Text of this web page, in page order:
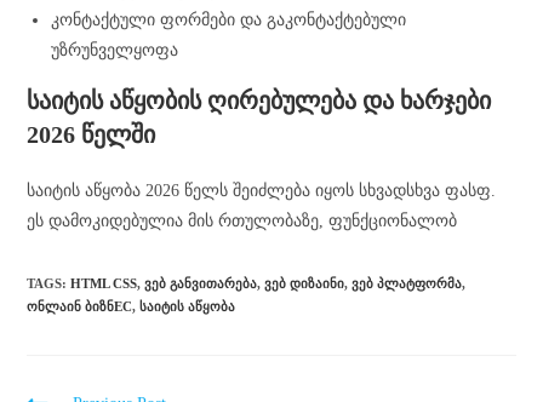
კონტაქტული ფორმები და გაკონტაქტებული
უზრუნველყოფა
საიტის აწყობის ღირებულება და ხარჯები
2026 წელში
საიტის აწყობა 2026 წელს შეიძლება იყოს სხვადსხვა ფასფ.
ეს დამოკიდებულია მის რთულობაზე, ფუნქციონალობ
TAGS:HTML CSS, ᲕᲔᲑ ᲒᲐᲜᲕᲘᲗᲐᲠᲔᲑᲐ, ᲕᲔᲑ ᲓᲘᲖᲐᲘᲜᲘ, ᲕᲔᲑ ᲞᲚᲐᲢᲤᲝᲠᲛᲐ,
ᲝᲜᲚᲐᲘᲜ ᲑᲘᲖᲜЕС, ᲡᲐᲘᲢᲘᲡ ᲐᲬᲧᲝᲑᲐ